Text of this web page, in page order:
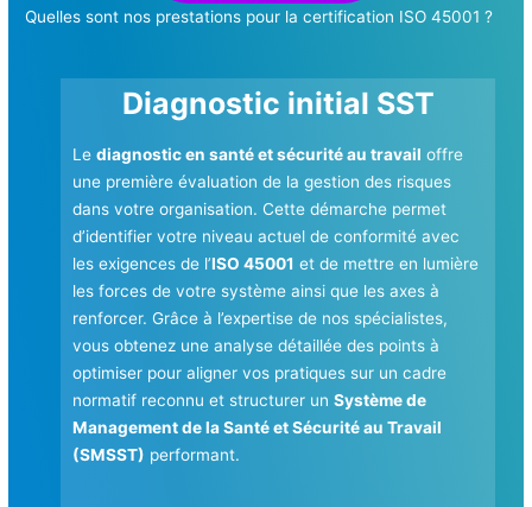
Quelles sont nos prestations pour la certification ISO 45001 ?
Diagnostic initial SST
Lediagnostic en santé et sécurité au travail offre
une première évaluation de la gestion des risques
dans votre organisation. Cette démarche permet
d’identifier votre niveau actuel de conformité avec
les exigences de l’ISO 45001 et de mettre en lumière
les forces de votre système ainsi que les axes à
renforcer. Grâce à l’expertise de nos spécialistes,
vous obtenez une analyse détaillée des points à
optimiser pour aligner vos pratiques sur un cadre
normatif reconnu et structurer unSystème de
Management de la Santé et Sécurité au Travail
(SMSST) performant.